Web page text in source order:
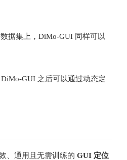
据集上，DiMo-GUI 同样可以
GUI 之后可以通过动态定
、通用且无需训练的 GUI 定位